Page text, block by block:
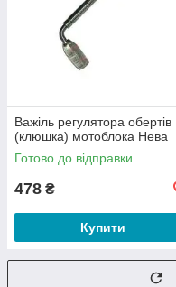
Важіль регулятора обертів
(клюшка) мотоблока Нева
Готово до відправки
478 ₴
Купити